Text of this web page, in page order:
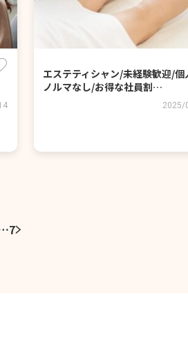
エステティシャン/未経験歓迎/個
ノルマなし/お得な社員割…
2025/
7